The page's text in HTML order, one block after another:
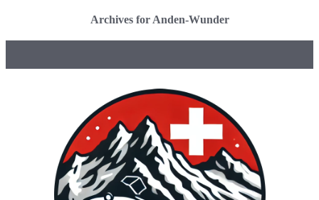
Archives for Anden-Wunder